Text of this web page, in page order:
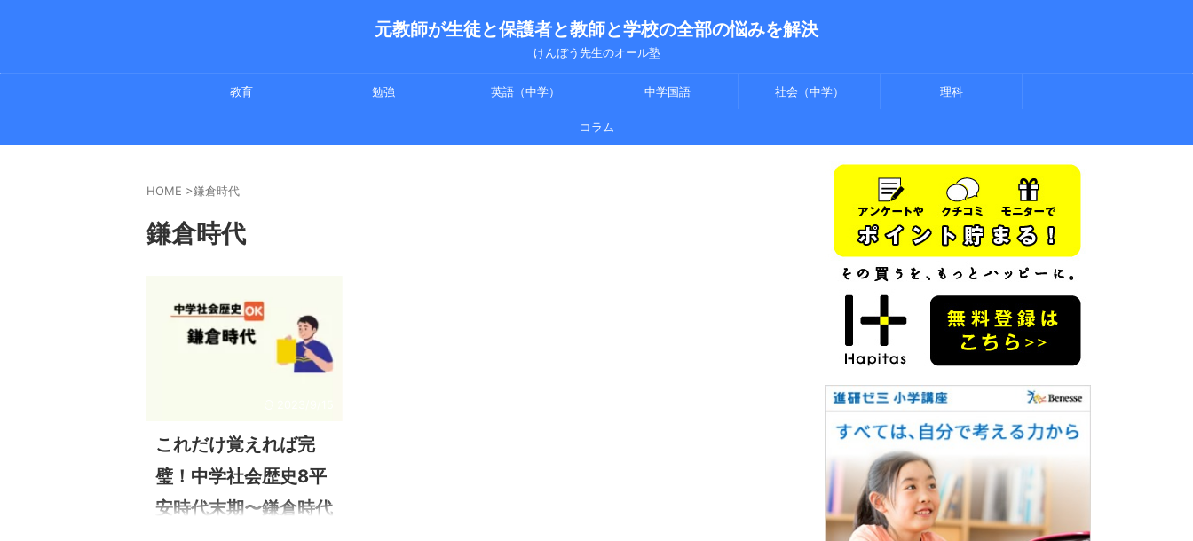
元教師が生徒と保護者と教師と学校の全部の悩みを解決
けんぼう先生のオール塾
教育 勉強 英語（中学） 中学国語 社会（中学） 理科
コラム
HOME >鎌倉時代
鎌倉時代
これだけ覚えれば完
璧！中学社会歴史8平
安時代末期〜鎌倉時代